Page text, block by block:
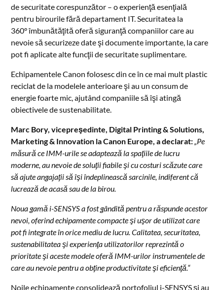
de securitate corespunzător – o experienţă esenţială
pentru birourile fără departament IT. Securitatea la
360° îmbunătăţită oferă siguranţă companiilor care au
nevoie să securizeze date şi documente importante, la care
pot fi aplicate alte funcţii de securitate suplimentare.
Echipamentele Canon folosesc din ce în ce mai mult plastic
reciclat de la modelele anterioare şi au un consum de
energie foarte mic, ajutând companiile să îşi atingă
obiectivele de sustenabilitate.
Marc Bory, vicepreşedinte, Digital Printing & Solutions,
Marketing & Innovation la Canon Europe, a declarat:„Pe
măsură ce IMM-urile se adaptează la spaţiile de lucru
moderne, au nevoie de soluţii fiabile şi cu costuri scăzute care
să ajute angajaţii să îşi îndeplinească sarcinile, indiferent că
lucrează de acasă sau de la birou.
Noua gamă i-SENSYS a fost gândită pentru a răspunde acestor
nevoi, oferind echipamente compacte şi uşor de utilizat care
pot fi integrate în orice mediu de lucru. Calitatea, securitatea,
sustenabilitatea şi experienţa utilizatorilor reprezintă o
prioritate şi aceste modele oferă IMM-urilor instrumentele de
care au nevoie pentru a obţine productivitate şi eficienţă.“
Noile echipamente consolidează portofoliul i-SENSYS şi au